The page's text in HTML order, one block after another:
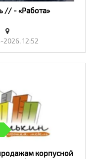
// - «Работа»
2026, 12:52
корпусной